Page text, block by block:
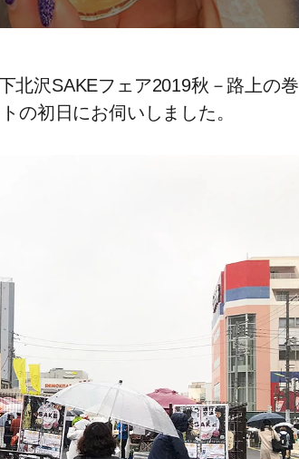
北沢SAKEフェア2019秋－路上の巻
の初日にお伺いしました。